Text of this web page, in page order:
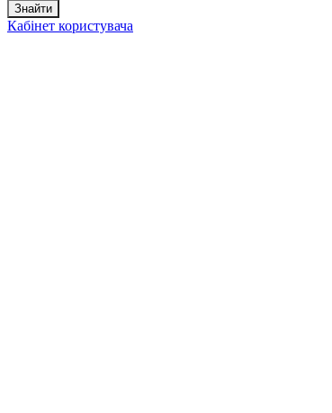
Знайти
Кабінет користувача